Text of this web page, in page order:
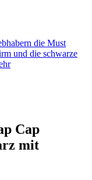
die Must
und die schwarze
Cap
mit